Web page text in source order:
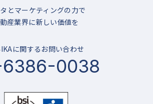
とマーケティングの力で
産業界に新しい価値を
に関するお問い合わせ
0038